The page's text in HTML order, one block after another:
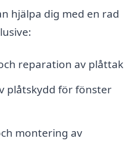
hjälpa dig med en rad
reparation av plåttak
plåtskydd för fönster
montering av